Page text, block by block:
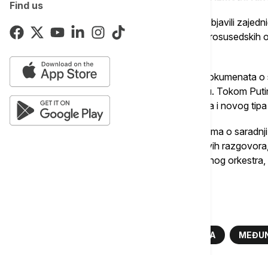
Find us
Nakon razgovora, Si i Putin su potpisali i objavili
strateške koordinacije i produbljivanju dobrosusedskih
Takođe su prisustvovali potpisivanju 20 dokumenata
trgovinu, obrazovanje i nauku i tehnologiju. Tokom
saopštenje o promociji multipolarnog sveta i novog
Dve strane su takođe postigle 20 sporazuma o
zajednički sastali sa novinarima. Pre njihovih
za Putina u centru Pekinga, uz nastup vojnog
RUSIJA KINA